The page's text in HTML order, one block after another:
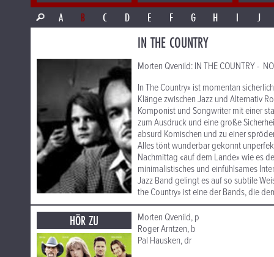
A
B C D E F G H I J
IN THE COUNTRY
Morten Qvenild: IN THE COUNTRY -
In The Country» ist momentan
Klänge zwischen Jazz und Alternativ
Komponist und Songwriter mit einer
zum Ausdruck und eine große
absurd Komischen und zu einer
Alles tönt wunderbar gekonnt
Nachmittag «auf dem Lande» wie es
minimalistisches und einfühlsames
Jazz Band gelingt es auf so subtile
the Country» ist eine der Bands, die
HÖR ZU
Morten Qvenild, p
Roger Arntzen, b
Pal Hausken, dr